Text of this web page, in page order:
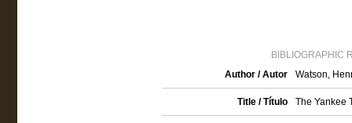
BIBLIOGRAPHIC
Author / Autor
Watson,
Title / Título The Yankee